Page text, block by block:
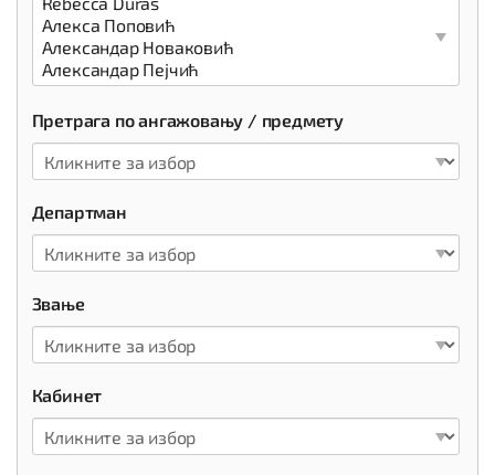
Претрага по ангажовању / предмету
Департман
Звање
Кабинет